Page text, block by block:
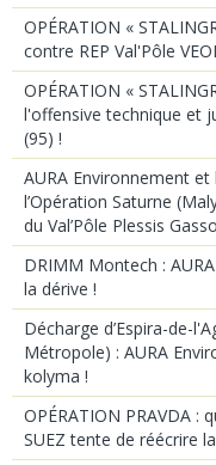
OPÉRATION «
contre REP Val'Pôle
OPÉRATION «
l'offensive technique et
(95) !
AURA Environnement
l’Opération Saturne
du Val’Pôle Plessis
DRIMM Montech :
la dérive !
Décharge d’Espira-de-
Métropole) : AURA
kolyma !
OPÉRATION PRAVDA :
SUEZ tente de réécrire